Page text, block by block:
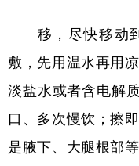
移，尽快移动到
敷，先用温水再用
淡盐水或者含电解
口、多次慢饮；擦
是腋下、大腿根部